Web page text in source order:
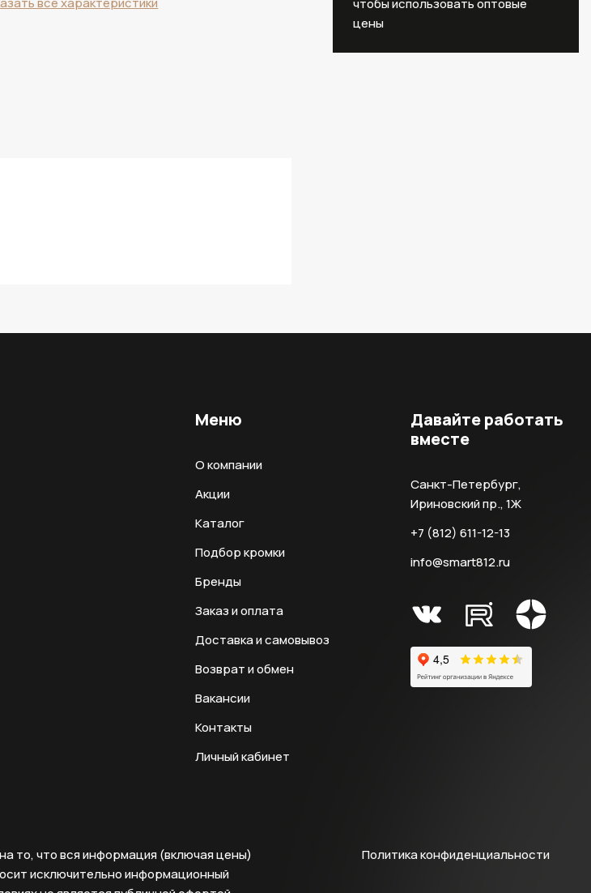
чтобы использовать оптовые
цены
Меню
О компании
Акции
Каталог
Подбор кромки
Бренды
Заказ и оплата
Доставка и самовывоз
Возврат и обмен
Вакансии
Контакты
Личный кабинет
Давайте работать
вместе
Санкт-Петербург,
Ириновский пр., 1Ж
+7 (812) 611-12-13
info@smart812.ru
Политика конфиденциальности
то, что вся информация (включая цены)
исключительно информационный